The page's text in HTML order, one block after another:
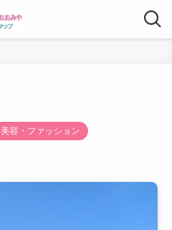
美容・ファッション